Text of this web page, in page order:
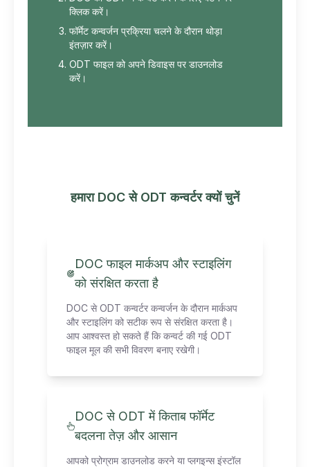
क्लिक करें।
फॉर्मेट कन्वर्जन प्रक्रिया चलने के दौरान थोड़ा
इंतज़ार करें।
ODT फाइल को अपने डिवाइस पर डाउनलोड
करें।
हमारा DOC से ODT कन्वर्टर क्यों चुनें
DOC फाइल मार्कअप और स्टाइलिंग
को संरक्षित करता है
DOC से ODT कन्वर्टर कन्वर्जन के दौरान मार्कअप
और स्टाइलिंग को सटीक रूप से संरक्षित करता है।
आप आश्वस्त हो सकते हैं कि कन्वर्ट की गई ODT
फाइल मूल की सभी विवरण बनाए रखेगी।
DOC से ODT में किताब फॉर्मेट
बदलना तेज़ और आसान
आपको प्रोग्राम डाउनलोड करने या प्लगइन्स इंस्टॉल